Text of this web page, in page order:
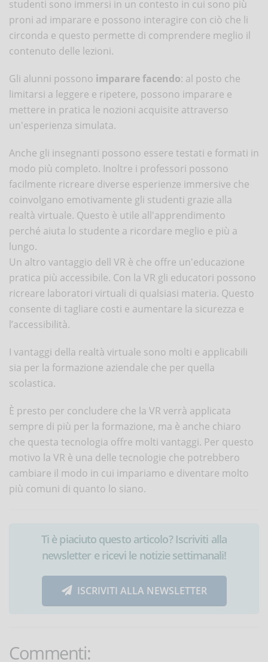
studenti sono immersi in un contesto in cui sono più
proni ad imparare e possono interagire con ciò che li
circonda e questo permette di comprendere meglio il
contenuto delle lezioni.
Gli alunni possono imparare facendo: al posto che
limitarsi a leggere e ripetere, possono imparare e
mettere in pratica le nozioni acquisite attraverso
un'esperienza simulata.
Anche gli insegnanti possono essere testati e formati in
modo più completo. Inoltre i professori possono
facilmente ricreare diverse esperienze immersive che
coinvolgano emotivamente gli studenti grazie alla
realtà virtuale. Questo è utile all'apprendimento
perché aiuta lo studente a ricordare meglio e più a
lungo.
Un altro vantaggio dell VR è che offre un'educazione
pratica più accessibile. Con la VR gli educatori possono
ricreare laboratori virtuali di qualsiasi materia. Questo
consente di tagliare costi e aumentare la sicurezza e
l’accessibilità.
I vantaggi della realtà virtuale sono molti e applicabili
sia per la formazione aziendale che per quella
scolastica.
È presto per concludere che la VR verrà applicata
sempre di più per la formazione, ma è anche chiaro
che questa tecnologia offre molti vantaggi. Per questo
motivo la VR è una delle tecnologie che potrebbero
cambiare il modo in cui impariamo e diventare molto
più comuni di quanto lo siano.
Ti è piaciuto questo articolo? Iscriviti alla
newsletter e ricevi le notizie settimanali!
ISCRIVITI ALLA NEWSLETTER
Commenti: